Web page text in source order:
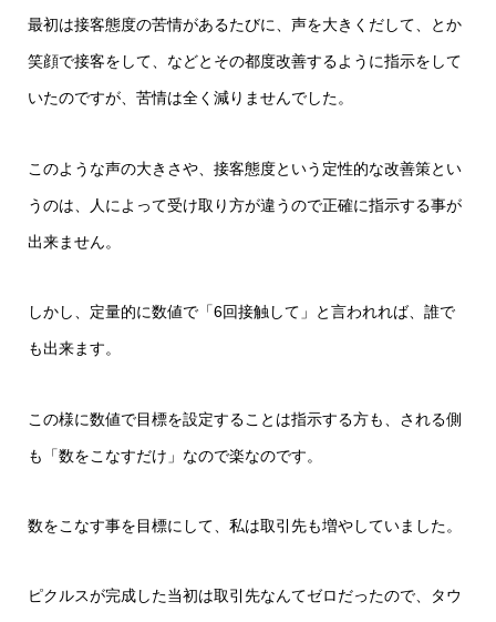
最初は接客態度の苦情があるたびに、声を大きくだして、とか
笑顔で接客をして、などとその都度改善するように指示をして
いたのですが、苦情は全く減りませんでした。
このような声の大きさや、接客態度という定性的な改善策とい
うのは、人によって受け取り方が違うので正確に指示する事が
出来ません。
しかし、定量的に数値で「6回接触して」と言われれば、誰で
も出来ます。
この様に数値で目標を設定することは指示する方も、される側
も「数をこなすだけ」なので楽なのです。
数をこなす事を目標にして、私は取引先も増やしていました。
ピクルスが完成した当初は取引先なんてゼロだったので、タウ